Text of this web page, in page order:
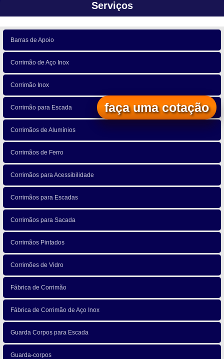
Serviços
Barras de Apoio
Corrimão de Aço Inox
Corrimão Inox
Corrimão para Escada
Corrimãos de Alumínios
Corrimãos de Ferro
Corrimãos para Acessibilidade
Corrimãos para Escadas
Corrimãos para Sacada
Corrimãos Pintados
Corrimões de Vidro
Fábrica de Corrimão
Fábrica de Corrimão de Aço Inox
Guarda Corpos para Escada
Guarda-corpos
faça uma cotação